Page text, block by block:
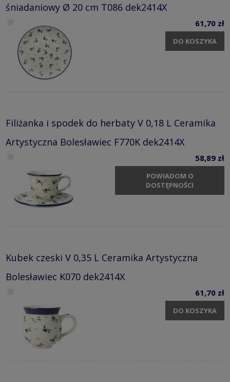
śniadaniowy Ø 20 cm T086 dek2414X
61,70 zł
DO KOSZYKA
Filiżanka i spodek do herbaty V 0,18 L Ceramika
Artystyczna Bolesławiec F770K dek2414X
58,89 zł
POWIADOM O
DOSTĘPNOŚCI
Kubek czeski V 0,35 L Ceramika Artystyczna
Bolesławiec K070 dek2414X
61,70 zł
DO KOSZYKA